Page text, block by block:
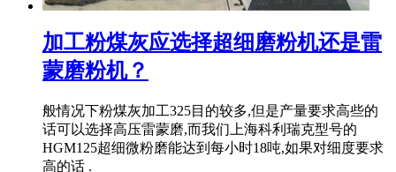
加工粉煤灰应选择超细磨粉机还是雷
蒙磨粉机？
般情况下粉煤灰加工325目的较多,但是产量要求高些的
话可以选择高压雷蒙磨,而我们上海科利瑞克型号的
HGM125超细微粉磨能达到每小时18吨,如果对细度要求
高的话 .